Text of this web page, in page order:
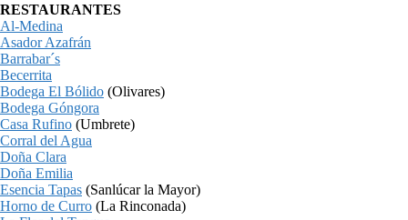
RESTAURANTES
Al-Medina
Asador Azafrán
Barrabar´s
Becerrita
Bodega El Bólido (Olivares)
Bodega Góngora
Casa Rufino (Umbrete)
Corral del Agua
Doña Clara
Doña Emilia
Esencia Tapas (Sanlúcar la Mayor)
Horno de Curro (La Rinconada)